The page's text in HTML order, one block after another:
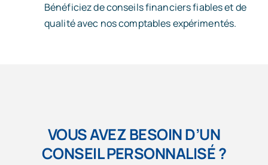
Bénéficiez de conseils financiers fiables et de
qualité avec nos comptables expérimentés.
VOUS AVEZ BESOIN D’UN
CONSEIL PERSONNALISÉ ?